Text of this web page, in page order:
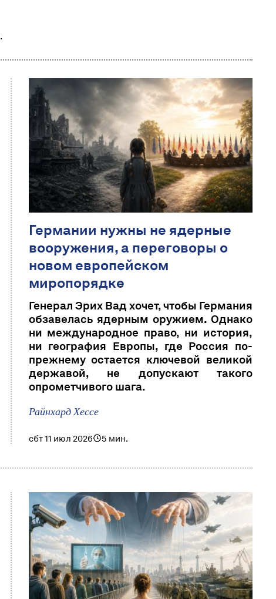
Германии нужны не ядерные
вооружения, а переговоры о
новом европейском
миропорядке
Генерал Эрих Вад хочет, чтобы Германия
обзавелась ядерным оружием. Однако
ни международное право, ни история,
ни география Европы, где Россия по-
прежнему остается ключевой великой
державой, не допускают такого
опрометчивого шага.
Райнхард Хессе
сбт 11 июл 2026 5 мин.